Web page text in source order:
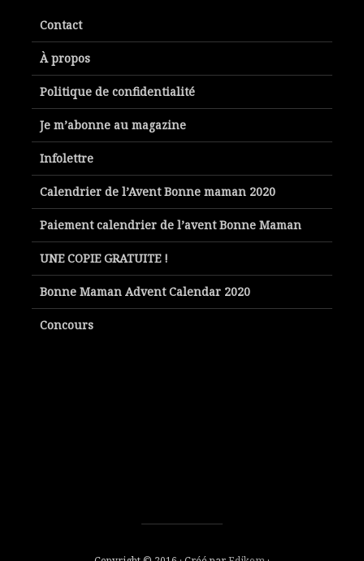
Contact
À propos
Politique de confidentialité
Je m’abonne au magazine
Infolettre
Calendrier de l’Avent Bonne maman 2020
Paiement calendrier de l’avent Bonne Maman
UNE COPIE GRATUITE !
Bonne Maman Advent Calendar 2020
Concours